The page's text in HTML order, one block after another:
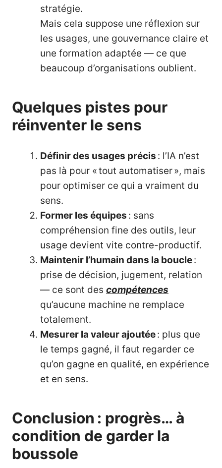
stratégie.
Mais cela suppose une réflexion sur
les usages, une gouvernance claire et
une formation adaptée — ce que
beaucoup d’organisations oublient.
Quelques pistes pour
réinventer le sens
Définir des usages précis : l’IA n’est
pas là pour « tout automatiser », mais
pour optimiser ce qui a vraiment du
sens.
Former les équipes : sans
compréhension fine des outils, leur
usage devient vite contre-productif.
Maintenir l’humain dans la boucle:
prise de décision, jugement, relation
— ce sont des compétences
qu’aucune machine ne remplace
totalement.
Mesurer la valeur ajoutée: plus que
le temps gagné, il faut regarder ce
qu’on gagne en qualité, en expérience
et en sens.
Conclusion : progrès… à
condition de garder la
boussole